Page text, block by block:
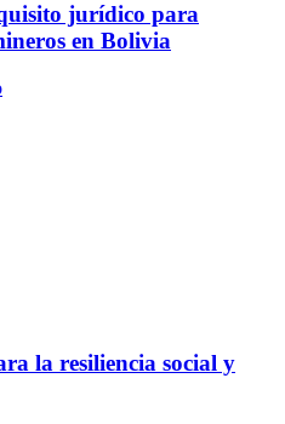
jurídico para
en Bolivia
la resiliencia social y